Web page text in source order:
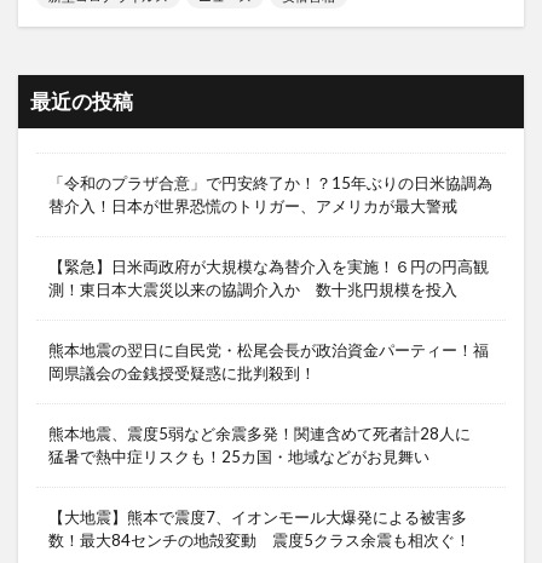
最近の投稿
「令和のプラザ合意」で円安終了か！？15年ぶりの日米協調為
替介入！日本が世界恐慌のトリガー、アメリカが最大警戒
【緊急】日米両政府が大規模な為替介入を実施！６円の円高観
測！東日本大震災以来の協調介入か 数十兆円規模を投入
熊本地震の翌日に自民党・松尾会長が政治資金パーティー！福
岡県議会の金銭授受疑惑に批判殺到！
熊本地震、震度5弱など余震多発！関連含めて死者計28人に
猛暑で熱中症リスクも！25カ国・地域などがお見舞い
【大地震】熊本で震度7、イオンモール大爆発による被害多
数！最大84センチの地殻変動 震度5クラス余震も相次ぐ！